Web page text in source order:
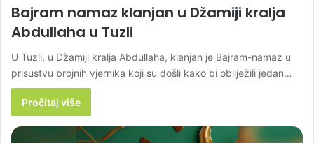
Bajram namaz klanjan u Džamiji kralja
Abdullaha u Tuzli
U Tuzli, u Džamiji kralja Abdullaha, klanjan je Bajram-namaz u
prisustvu brojnih vjernika koji su došli kako bi obilježili jedan…
Pročitaj više